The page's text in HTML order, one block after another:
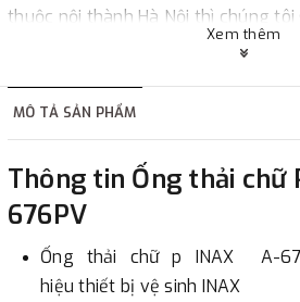
thuộc nội thành Hà Nội thì chúng
hàng hoặc khách hàng đặt tiền
2. Thanh toán trực tiếp tại :
- Showroom Thanh Hương Địa chỉ
phường Cát Linh, quận Đống Đa, Hà
3. Chuyển khoản qua ngân hàng
Xem thêm
MÔ TẢ SẢN PHẨM
Thông tin Ống thải chữ
676PV
Ống thải chữ p INAX A-
hiệu thiết bị vệ sinh INAX